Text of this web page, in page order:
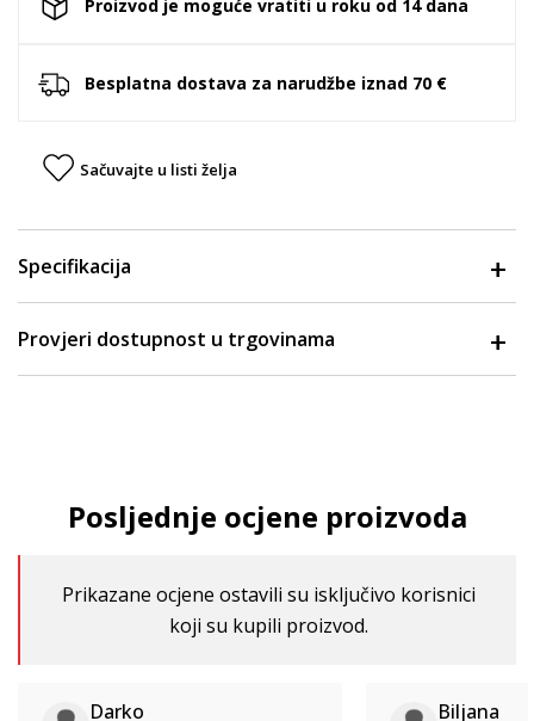
Proizvod je moguće vratiti u roku od 14 dana
Besplatna dostava za narudžbe iznad 70 €
Sačuvajte u listi želja
Specifikacija
Provjeri dostupnost u trgovinama
Posljednje ocjene proizvoda
Prikazane ocjene ostavili su isključivo korisnici
koji su kupili proizvod.
Darko Biljana